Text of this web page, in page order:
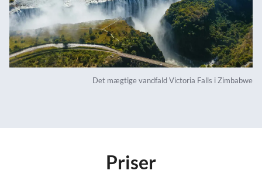
Det mægtige vandfald Victoria Falls i Zimbabwe
Priser